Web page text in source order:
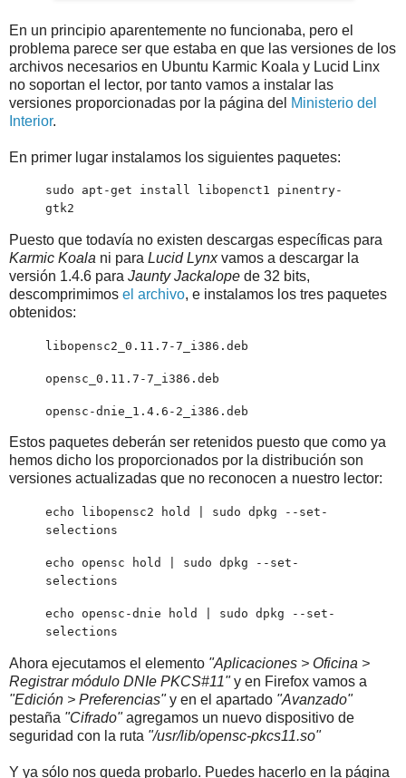
En un principio aparentemente no funcionaba, pero el
problema parece ser que estaba en que las versiones de los
archivos necesarios en Ubuntu Karmic Koala y Lucid Linx
no soportan el lector, por tanto vamos a instalar las
versiones proporcionadas por la página del Ministerio del
Interior.
En primer lugar instalamos los siguientes paquetes:
sudo apt-get install libopenct1 pinentry-
gtk2
Puesto que todavía no existen descargas específicas para
Karmic Koala ni para Lucid Lynxvamos a descargar la
versión 1.4.6 para Jaunty Jackalope de 32 bits,
descomprimimos el archivo, e instalamos los tres paquetes
obtenidos:
libopensc2_0.11.7-7_i386.deb
opensc_0.11.7-7_i386.deb
opensc-dnie_1.4.6-2_i386.deb
Estos paquetes deberán ser retenidos puesto que como ya
hemos dicho los proporcionados por la distribución son
versiones actualizadas que no reconocen a nuestro lector:
echo libopensc2 hold | sudo dpkg --set-
selections
echo opensc hold | sudo dpkg --set-
selections
echo opensc-dnie hold | sudo dpkg --set-
selections
Ahora ejecutamos el elemento "Aplicaciones > Oficina >
Registrar módulo DNIe PKCS#11"y en Firefox vamos a
"Edición > Preferencias"y en el apartado "Avanzado"
pestaña "Cifrado"agregamos un nuevo dispositivo de
seguridad con la ruta "/usr/lib/opensc-pkcs11.so"
Y ya sólo nos queda probarlo. Puedes hacerlo en la página